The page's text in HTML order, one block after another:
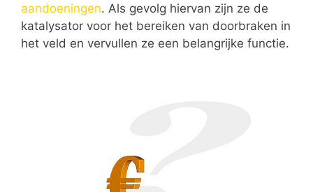
aandoeningen. Als gevolg hiervan zijn ze de
katalysator voor het bereiken van doorbraken in
het veld en vervullen ze een belangrijke functie.